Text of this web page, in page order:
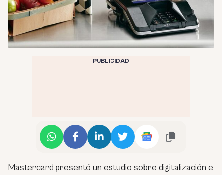
PUBLICIDAD
Mastercard presentó un estudio sobre digitalización e